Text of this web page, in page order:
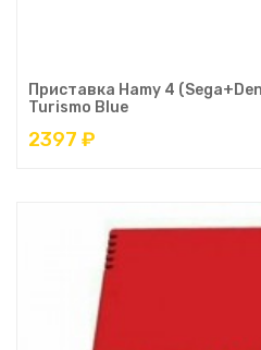
Приставка Hamy 4
Turismo Blue
2397 ₽